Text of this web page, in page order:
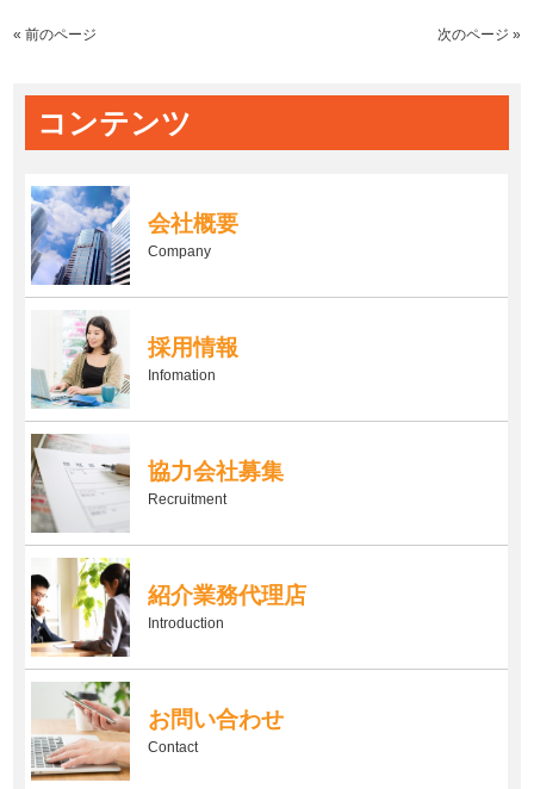
« 前のページ 次のページ »
コンテンツ
会社概要
Company
採用情報
Infomation
協力会社募集
Recruitment
紹介業務代理店
Introduction
お問い合わせ
Contact